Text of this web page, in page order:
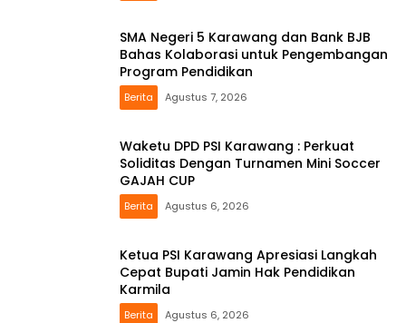
SMA Negeri 5 Karawang dan Bank BJB
Bahas Kolaborasi untuk Pengembangan
Program Pendidikan
Berita Agustus 7, 2026
Waketu DPD PSI Karawang : Perkuat
Soliditas Dengan Turnamen Mini Soccer
GAJAH CUP
Berita Agustus 6, 2026
Ketua PSI Karawang Apresiasi Langkah
Cepat Bupati Jamin Hak Pendidikan
Karmila
Berita Agustus 6, 2026